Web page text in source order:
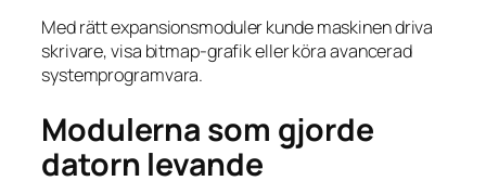
Med rätt expansionsmoduler kunde maskinen driva
skrivare, visa bitmap-grafik eller köra avancerad
systemprogramvara.
Modulerna som gjorde
datorn levande